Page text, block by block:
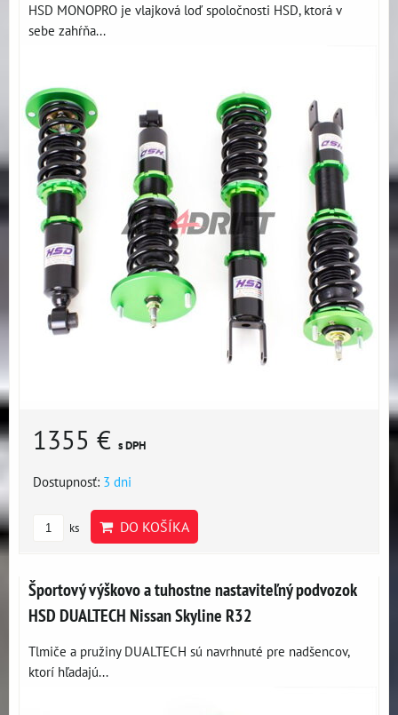
HSD MONOPRO je vlajková loď spoločnosti HSD, ktorá v
sebe zahŕňa...
1355 € s DPH
Dostupnosť: 3 dni
ks DO KOŠÍKA
Športový výškovo a tuhostne nastaviteľný podvozok
HSD DUALTECH Nissan Skyline R32
Tlmiče a pružiny DUALTECH sú navrhnuté pre nadšencov,
ktorí hľadajú...